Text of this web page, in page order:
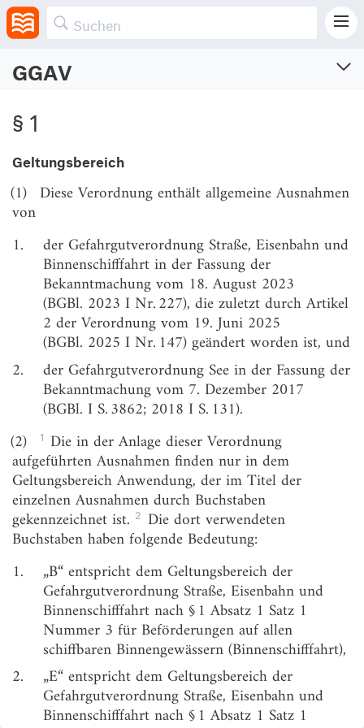
GGAV
Verordnung über Ausnahmen von den Vorschriften über die Beförderung gefährlicher
Güter
Vom 6.11.2002 (BGBl. I S. 4350)
Neugefasst am 11.3.2019 (BGBl. I S. 229)
Zuletzt geändert am 19.6.2025 (BGBl. I S. Nr. 147)
Geltungsbereich von Ausnahmegenehmigungen
nach § 5 Absatz 1 Nummer 2 und Absatz 2 der
Gefahrgutverordnung Straße, Eisenbahn und
Binnenschifffahrt
Grenzüberschreitende Beförderung
Anlage (zu § 1 Absatz 2)
§ 1
Geltungsbereich
(1) Diese Verordnung enthält allgemeine Ausnahmen
von
1.
der Gefahrgutverordnung Straße, Eisenbahn und
Binnenschifffahrt in der Fassung der
Bekanntmachung vom 18. August 2023
(BGBl. 2023 I Nr. 227), die zuletzt durch Artikel
2 der Verordnung vom 19. Juni 2025
(BGBl. 2025 I Nr. 147) geändert worden ist, und
2.
der Gefahrgutverordnung See in der Fassung der
Bekanntmachung vom 7. Dezember 2017
(BGBl. I S. 3862; 2018 I S. 131).
(2)
1 Die in der Anlage dieser Verordnung
aufgeführten Ausnahmen finden nur in dem
Geltungsbereich Anwendung, der im Titel der
einzelnen Ausnahmen durch Buchstaben
gekennzeichnet ist. 2 Die dort verwendeten
Buchstaben haben folgende Bedeutung:
1.
„B“ entspricht dem Geltungsbereich der
Gefahrgutverordnung Straße, Eisenbahn und
Binnenschifffahrt nach § 1 Absatz 1 Satz 1
Nummer 3 für Beförderungen auf allen
schiffbaren Binnengewässern (Binnenschifffahrt),
2.
„E“ entspricht dem Geltungsbereich der
Gefahrgutverordnung Straße, Eisenbahn und
Binnenschifffahrt nach § 1 Absatz 1 Satz 1